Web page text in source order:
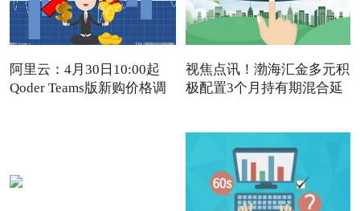
阿里云：4月30日10:00起
Qoder Teams版新购价格调
视焦点讯！渤海汇金多元积
极配置3个月持有期混合延